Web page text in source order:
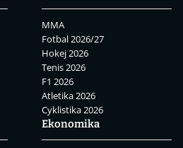
MMA
Fotbal 2026/27
Hokej 2026
Tenis 2026
F1 2026
Atletika 2026
Cyklistika 2026
Ekonomika